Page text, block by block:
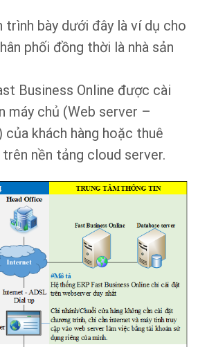
trình bày dưới đây là ví dụ cho
phối đồng thời là nhà sản
Business Online được cài
chủ (Web server –
của khách hàng hoặc thuê
nền tảng cloud server.